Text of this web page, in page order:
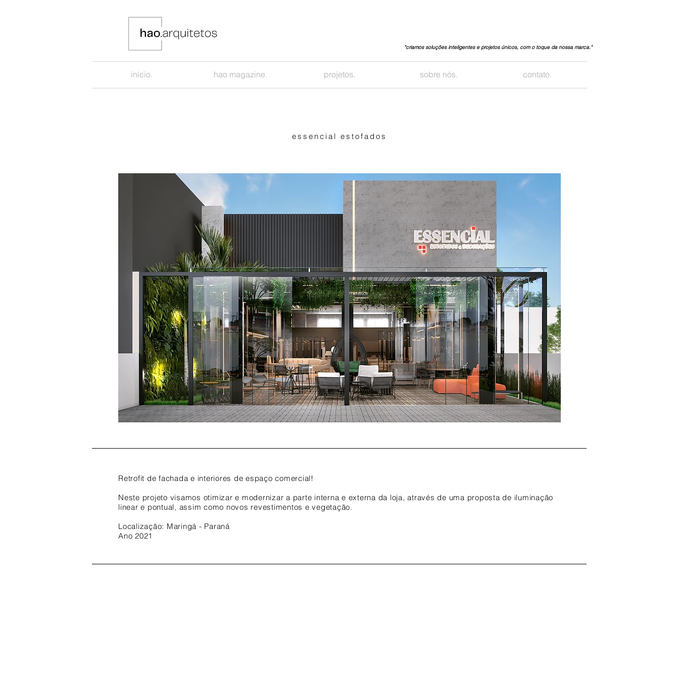
"criamos soluções inteligentes e projetos únicos, com o toque da nossa marca."
início. hao magazine. projetos. sobre nós. contato.
essencial estofados
Retrofit de fachada e interiores de espaço comercial!
Neste projeto visamos otimizar e modernizar a parte interna e externa da loja, através de uma proposta de iluminação
linear e pontual, assim como novos revestimentos e vegetação.
Localização: Maringá - Paraná
Ano 2021